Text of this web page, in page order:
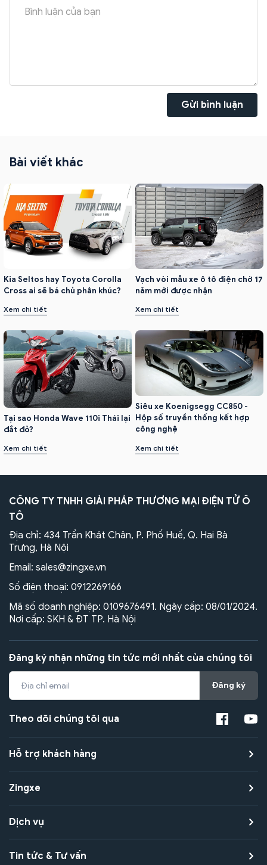
Gửi bình luận
Bài viết khác
Kia Seltos hay Toyota Corolla
Cross ai sẽ bá chủ phân khúc?
Xem chi tiết
Vạch vòi mẫu xe ô tô điện chờ 17
năm mới được nhận
Xem chi tiết
Tại sao Honda Wave 110i Thái lại
đắt đỏ?
Xem chi tiết
Siêu xe Koenigsegg CC850 -
Hộp số truyền thống kết hợp
công nghệ
Xem chi tiết
CÔNG TY TNHH GIẢI PHÁP THƯƠNG MẠI ĐIỆN TỬ Ô
TÔ
Địa chỉ: 434 Trần Khát Chân, P. Phố Huế, Q. Hai Bà
Trưng, Hà Nội
Email: sales@zingxe.vn
Số điện thoại: 0912269166
Mã số doanh nghiệp: 0109676491. Ngày cấp: 08/01/2024.
Nơi cấp: SKH & ĐT TP. Hà Nội
Đăng ký nhận những tin tức mới nhất của chúng tôi
Đăng ký
Theo dõi chúng tôi qua
Hỗ trợ khách hàng
Zingxe
Dịch vụ
Tin tức & Tư vấn